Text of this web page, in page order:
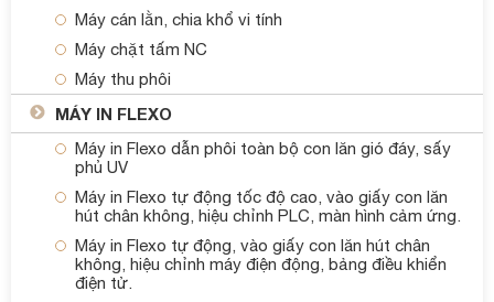
Máy cán lằn, chia khổ vi tính
Máy chặt tấm NC
Máy thu phôi
MÁY IN FLEXO
Máy in Flexo dẫn phôi toàn bộ con lăn gió đáy, sấy
phủ UV
Máy in Flexo tự động tốc độ cao, vào giấy con lăn
hút chân không, hiệu chỉnh PLC, màn hình cảm ứng.
Máy in Flexo tự động, vào giấy con lăn hút chân
không, hiệu chỉnh máy điện động, bảng điều khiển
điện tử.